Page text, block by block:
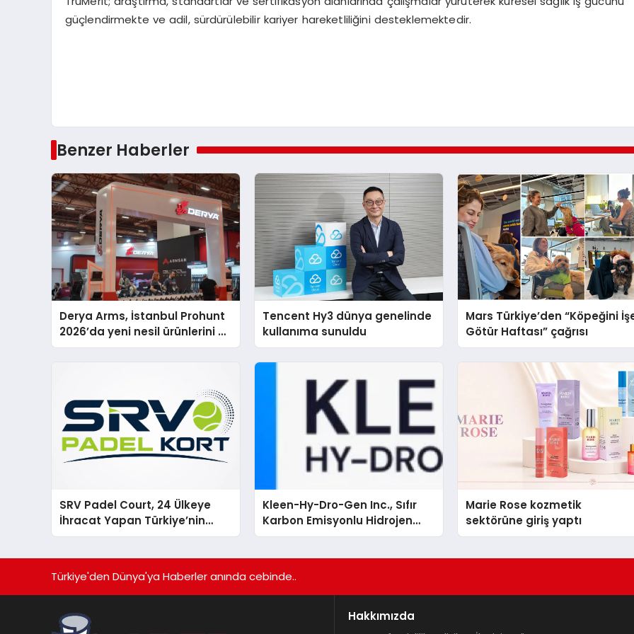
güçlendirmekte ve adil, sürdürülebilir kariyer hareketliliğini desteklemektedir.
Benzer Haberler
Derya Arms, İstanbul Prohunt
2026’da yeni nesil ürünlerini ve
global marka vizyonunu
Tencent Hy3 dünya genelinde
kullanıma sunuldu
Mars Türkiye’den “Köpeğini
Götür Haftası” çağrısı
SRV Padel Court, 24 Ülkeye
İhracat Yapan Türkiye’nin
Padel Kortu Üretim Gücü
Kleen-Hy-Dro-Gen Inc., Sıfır
Karbon Emisyonlu Hidrojen
Isıtma Teknolojisinde ISO ve
Marie Rose kozmetik
sektörüne giriş yaptı
Türkiye'den Dünya'ya Haberler anında cebinde..
Hakkımızda